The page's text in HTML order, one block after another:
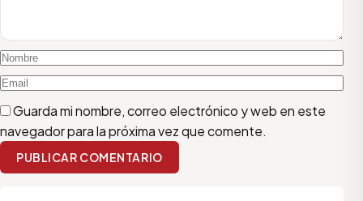
Guarda mi nombre, correo electrónico y web en este
navegador para la próxima vez que comente.
PUBLICAR COMENTARIO